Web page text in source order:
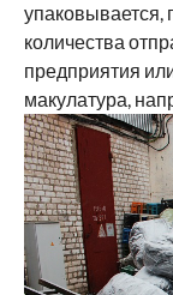
упаковывается,
количества
предприятия
макулатура,